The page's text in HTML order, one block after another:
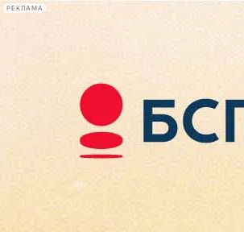
РЕКЛАМА
Сегодня:
2026.08.08
10:15
Афиша Plus